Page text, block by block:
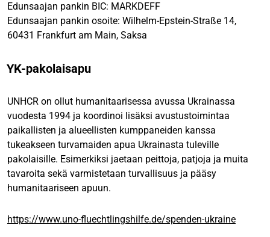
Edunsaajan pankin BIC: MARKDEFF
Edunsaajan pankin osoite: Wilhelm-Epstein-Straße 14,
60431 Frankfurt am Main, Saksa
YK-pakolaisapu
UNHCR on ollut humanitaarisessa avussa Ukrainassa
vuodesta 1994 ja koordinoi lisäksi avustustoimintaa
paikallisten ja alueellisten kumppaneiden kanssa
tukeakseen turvamaiden apua Ukrainasta tuleville
pakolaisille. Esimerkiksi jaetaan peittoja, patjoja ja muita
tavaroita sekä varmistetaan turvallisuus ja pääsy
humanitaariseen apuun.
https://www.uno-fluechtlingshilfe.de/spenden-ukraine